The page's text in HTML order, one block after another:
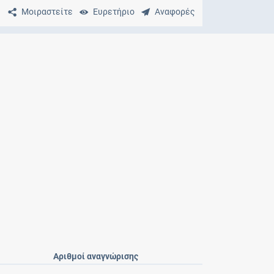
Μητρότητα
Μοιραστείτε Ευρετήριο Αναφορές
Αριθμοί αναγνώρισης